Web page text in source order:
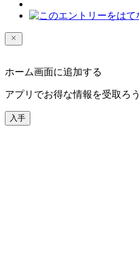
ホーム画面に追加する
アプリでお得な情報を受取ろう
入手